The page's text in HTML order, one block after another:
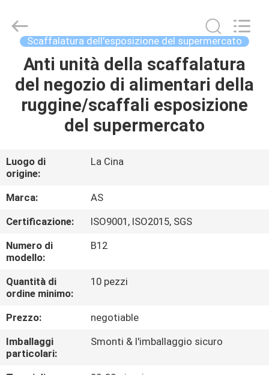
CASA
PRODOTTI
CIRCA
NOI
GIRO
DELLA
FABBRICA
CONTROLLO
DI
QUALITÀ
Display
Shelves
Co.,Ltd.
Reserved.
Scaffalatura dell'esposizione del supermercato
Anti unità della scaffalatura
del negozio di alimentari della
ruggine/scaffali esposizione
del supermercato
Luogo di
origine:
La Cina
Marca:
AS
Certificazione:
ISO9001, ISO2015, SGS
Numero di
modello:
B12
Quantità di
ordine minimo:
10 pezzi
Prezzo:
negotiable
Imballaggi
particolari:
Smonti & l'imballaggio sicuro